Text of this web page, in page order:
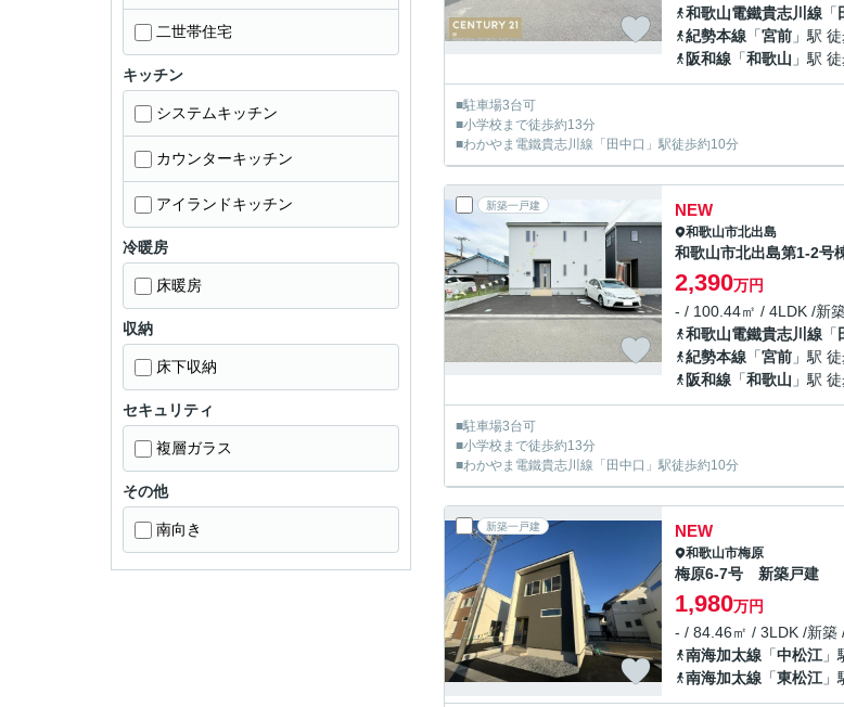
和歌山電鐵貴志川線 「
紀勢本線 「宮前 」駅
阪和線 「和歌山 」駅
■駐車場3台可
■小学校まで徒歩約13分
■わかやま電鐵貴志川線「田中口」駅徒歩約10分
新築一戸建 NEW
和歌山市北出島
和歌山市北出島第1-2
2,390万円
- / 100.44㎡ / 4LDK /新
和歌山電鐵貴志川線 「
紀勢本線 「宮前 」駅
阪和線 「和歌山 」駅
■駐車場3台可
■小学校まで徒歩約13分
■わかやま電鐵貴志川線「田中口」駅徒歩約10分
新築一戸建 NEW
和歌山市梅原
梅原6-7号 新築戸建
1,980万円
- / 84.46㎡ / 3LDK /新築
南海加太線 「中松江
南海加太線 「東松江
二世帯住宅
キッチン
システムキッチン
カウンターキッチン
アイランドキッチン
冷暖房
床暖房
収納
床下収納
セキュリティ
複層ガラス
その他
南向き